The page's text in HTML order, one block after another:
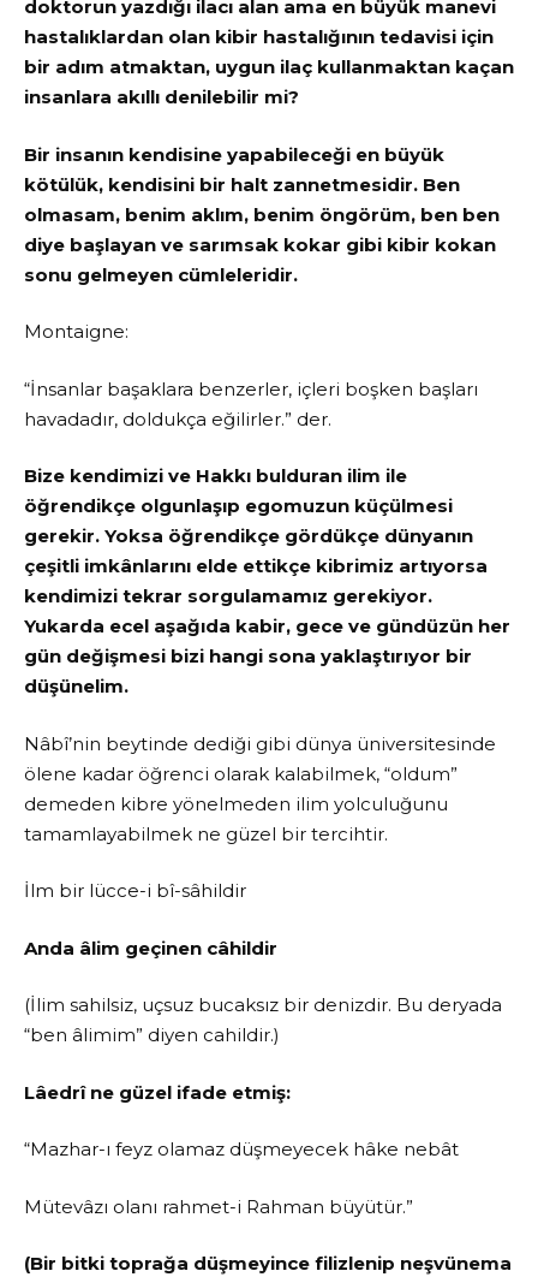
doktorun yazdığı ilacı alan ama en büyük manevi
hastalıklardan olan kibir hastalığının tedavisi için
bir adım atmaktan, uygun ilaç kullanmaktan kaçan
insanlara akıllı denilebilir mi?
Bir insanın kendisine yapabileceği en büyük
kötülük, kendisini bir halt zannetmesidir. Ben
olmasam, benim aklım, benim öngörüm, ben ben
diye başlayan ve sarımsak kokar gibi kibir kokan
sonu gelmeyen cümleleridir.
Montaigne:
“İnsanlar başaklara benzerler, içleri boşken başları
havadadır, doldukça eğilirler.” der.
Bize kendimizi ve Hakkı bulduran ilim ile
öğrendikçe olgunlaşıp egomuzun küçülmesi
gerekir. Yoksa öğrendikçe gördükçe dünyanın
çeşitli imkânlarını elde ettikçe kibrimiz artıyorsa
kendimizi tekrar sorgulamamız gerekiyor.
Yukarda ecel aşağıda kabir, gece ve gündüzün her
gün değişmesi bizi hangi sona yaklaştırıyor bir
düşünelim.
Nâbî’nin beytinde dediği gibi dünya üniversitesinde
ölene kadar öğrenci olarak kalabilmek, “oldum”
demeden kibre yönelmeden ilim yolculuğunu
tamamlayabilmek ne güzel bir tercihtir.
İlm bir lücce-i bî-sâhildir
Anda âlim geçinen câhildir
(İlim sahilsiz, uçsuz bucaksız bir denizdir. Bu deryada
“ben âlimim” diyen cahildir.)
Lâedrî ne güzel ifade etmiş:
“Mazhar-ı feyz olamaz düşmeyecek hâke nebât
Mütevâzı olanı rahmet-i Rahman büyütür.”
(Bir bitki toprağa düşmeyince filizlenip neşvünema